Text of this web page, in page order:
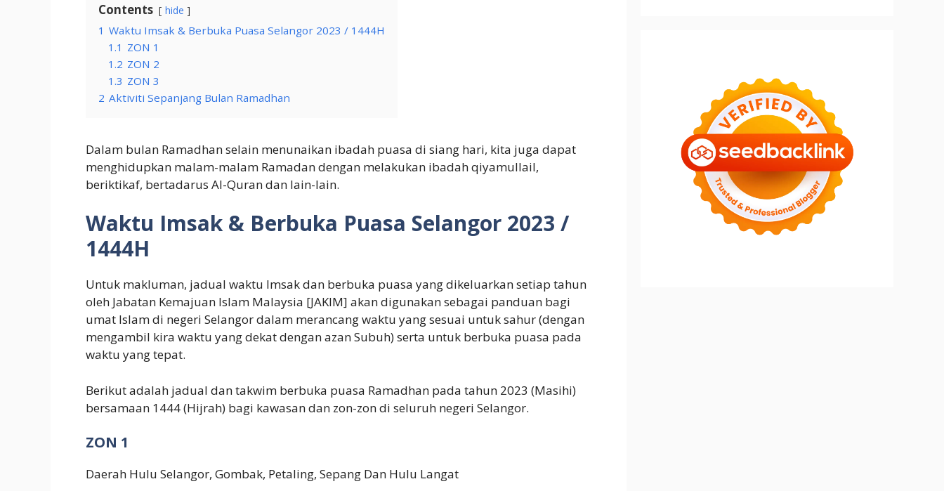
Contents hide
1 Waktu Imsak & Berbuka Puasa Selangor 2023 / 1444H
1.1 ZON 1
1.2 ZON 2
1.3 ZON 3
2 Aktiviti Sepanjang Bulan Ramadhan
Dalam bulan Ramadhan selain menunaikan ibadah puasa di siang hari, kita juga dapat
menghidupkan malam-malam Ramadan dengan melakukan ibadah qiyamullail,
beriktikaf, bertadarus Al-Quran dan lain-lain.
Waktu Imsak & Berbuka Puasa Selangor 2023 /
1444H
Untuk makluman, jadual waktu Imsak dan berbuka puasa yang dikeluarkan setiap tahun
oleh Jabatan Kemajuan Islam Malaysia [JAKIM] akan digunakan sebagai panduan bagi
umat Islam di negeri Selangor dalam merancang waktu yang sesuai untuk sahur (dengan
mengambil kira waktu yang dekat dengan azan Subuh) serta untuk berbuka puasa pada
waktu yang tepat.
Berikut adalah jadual dan takwim berbuka puasa Ramadhan pada tahun 2023 (Masihi)
bersamaan 1444 (Hijrah) bagi kawasan dan zon-zon di seluruh negeri Selangor.
ZON 1
Daerah Hulu Selangor, Gombak, Petaling, Sepang Dan Hulu Langat